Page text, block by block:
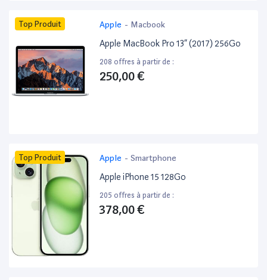
Top Produit Apple - Macbook
Apple MacBook Pro 13” (2017) 256Go
208 offres à partir de :
250,00 €
Top Produit Apple - Smartphone
Apple iPhone 15 128Go
205 offres à partir de :
378,00 €